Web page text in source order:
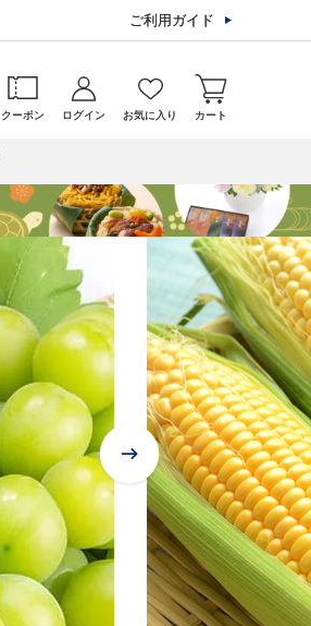
ご利用ガイド
クーポン ログイン お気に入り カート